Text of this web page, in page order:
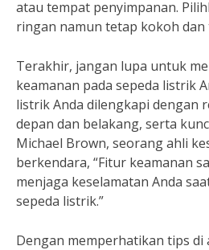
atau tempat penyimpanan.
ringan namun tetap kokoh dan
Terakhir, jangan lupa untuk
keamanan pada sepeda listrik
listrik Anda dilengkapi dengan
depan dan belakang, serta
Michael Brown, seorang ahli
berkendara, “Fitur keamanan
menjaga keselamatan Anda
sepeda listrik.”
Dengan memperhatikan tips di